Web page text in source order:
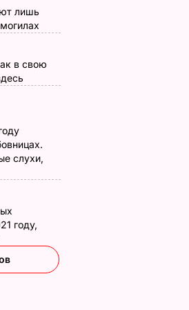
лишь
в свою
слухи,
году,